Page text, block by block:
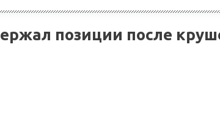
позиции после